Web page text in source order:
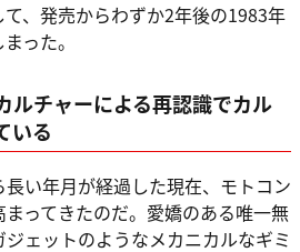
、発売からわずか2年後の1983年
った。
ルチャーによる再認識でカル
いる
い年月が経過した現在、モトコン
ってきたのだ。愛嬌のある唯一無
ェットのようなメカニカルなギミ